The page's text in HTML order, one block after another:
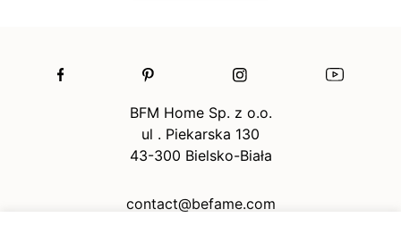
BFM Home Sp. z o.o.
ul . Piekarska 130
43-300 Bielsko-Biała
contact@befame.com